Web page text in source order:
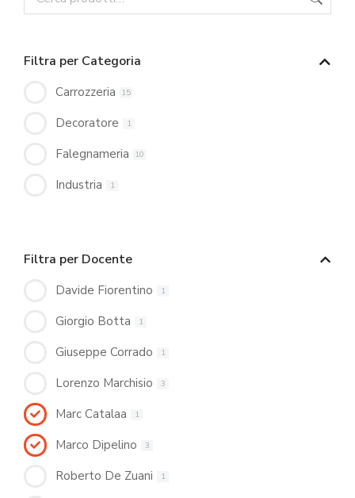
Filtra per Categoria
Carrozzeria 15
Decoratore 1
Falegnameria 10
Industria 1
Filtra per Docente
Davide Fiorentino 1
Giorgio Botta 1
Giuseppe Corrado 1
Lorenzo Marchisio 3
Marc Catalaa 1
Marco Dipelino 3
Roberto De Zuani 1